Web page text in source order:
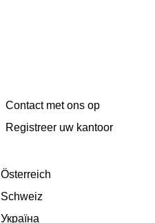
Contact met ons op
Registreer uw kantoor
Österreich
Schweiz
Україна